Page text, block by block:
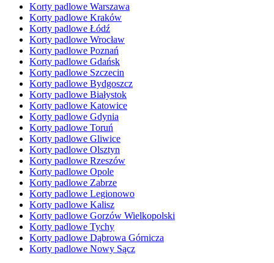
Korty padlowe Warszawa
Korty padlowe Kraków
Korty padlowe Łódź
Korty padlowe Wrocław
Korty padlowe Poznań
Korty padlowe Gdańsk
Korty padlowe Szczecin
Korty padlowe Bydgoszcz
Korty padlowe Białystok
Korty padlowe Katowice
Korty padlowe Gdynia
Korty padlowe Toruń
Korty padlowe Gliwice
Korty padlowe Olsztyn
Korty padlowe Rzeszów
Korty padlowe Opole
Korty padlowe Zabrze
Korty padlowe Legionowo
Korty padlowe Kalisz
Korty padlowe Gorzów Wielkopolski
Korty padlowe Tychy
Korty padlowe Dąbrowa Górnicza
Korty padlowe Nowy Sącz